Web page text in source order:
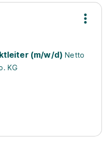
(m/w/d) Netto
KG